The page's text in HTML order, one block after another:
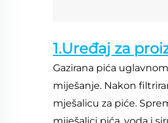
1.Uređaj za
Gazirana pića
miješanje. Nakon
mješalicu za piće.